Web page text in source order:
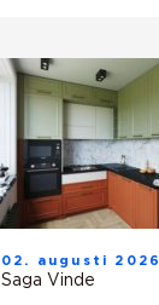
02. augusti 2026
Saga Vinde